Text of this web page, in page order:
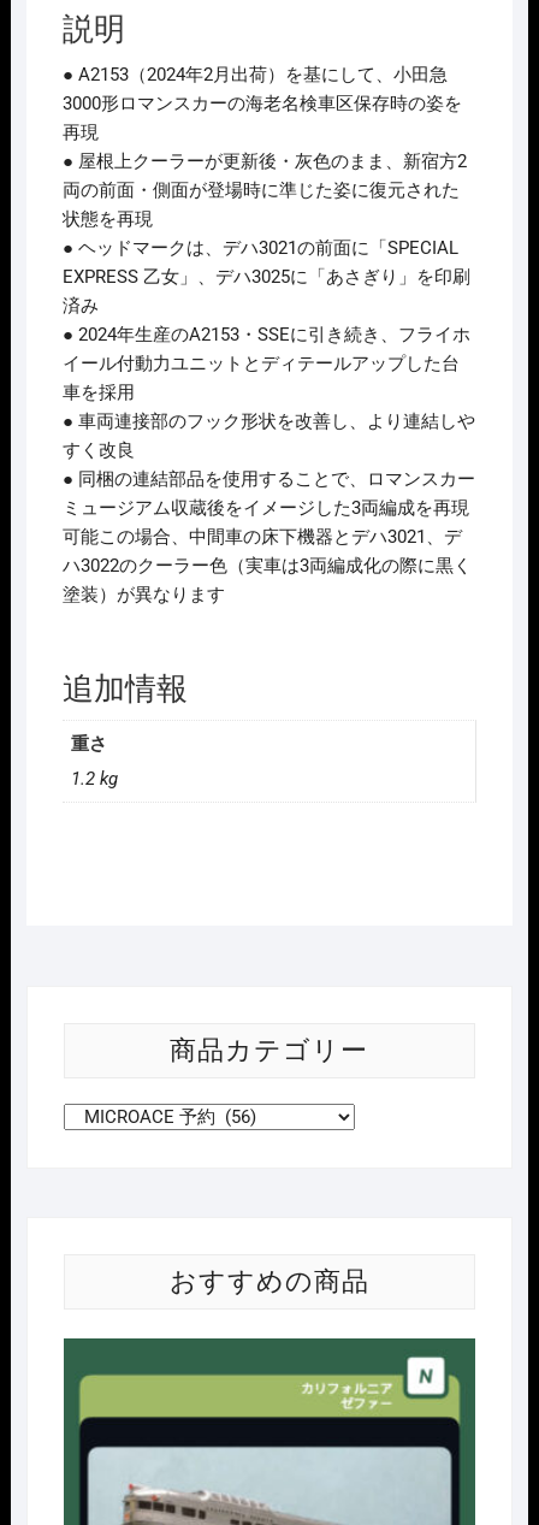
説明
● A2153（2024年2月出荷）を基にして、小田急
3000形ロマンスカーの海老名検車区保存時の姿を
再現
● 屋根上クーラーが更新後・灰色のまま、新宿方2
両の前面・側面が登場時に準じた姿に復元された
状態を再現
● ヘッドマークは、デハ3021の前面に「SPECIAL
EXPRESS 乙女」、デハ3025に「あさぎり」を印刷
済み
● 2024年生産のA2153・SSEに引き続き、フライホ
イール付動力ユニットとディテールアップした台
車を採用
● 車両連接部のフック形状を改善し、より連結しや
すく改良
● 同梱の連結部品を使用することで、ロマンスカー
ミュージアム収蔵後をイメージした3両編成を再現
可能この場合、中間車の床下機器とデハ3021、デ
ハ3022のクーラー色（実車は3両編成化の際に黒く
塗装）が異なります
追加情報
重さ
1.2 kg
商品カテゴリー
おすすめの商品